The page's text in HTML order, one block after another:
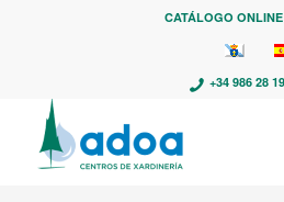
CATÁLOGO ONLINE
+34 986 28